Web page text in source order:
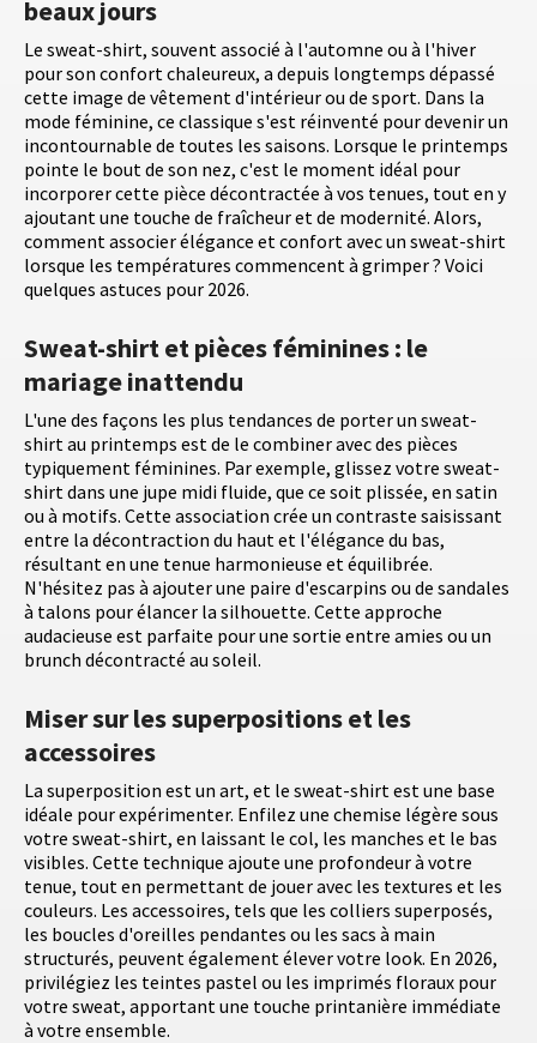
beaux jours
Le sweat-shirt, souvent associé à l'automne ou à l'hiver
pour son confort chaleureux, a depuis longtemps dépassé
cette image de vêtement d'intérieur ou de sport. Dans la
mode féminine, ce classique s'est réinventé pour devenir un
incontournable de toutes les saisons. Lorsque le printemps
pointe le bout de son nez, c'est le moment idéal pour
incorporer cette pièce décontractée à vos tenues, tout en y
ajoutant une touche de fraîcheur et de modernité. Alors,
comment associer élégance et confort avec un sweat-shirt
lorsque les températures commencent à grimper ? Voici
quelques astuces pour 2026.
Sweat-shirt et pièces féminines : le
mariage inattendu
L'une des façons les plus tendances de porter un sweat-
shirt au printemps est de le combiner avec des pièces
typiquement féminines. Par exemple, glissez votre sweat-
shirt dans une jupe midi fluide, que ce soit plissée, en satin
ou à motifs. Cette association crée un contraste saisissant
entre la décontraction du haut et l'élégance du bas,
résultant en une tenue harmonieuse et équilibrée.
N'hésitez pas à ajouter une paire d'escarpins ou de sandales
à talons pour élancer la silhouette. Cette approche
audacieuse est parfaite pour une sortie entre amies ou un
brunch décontracté au soleil.
Miser sur les superpositions et les
accessoires
La superposition est un art, et le sweat-shirt est une base
idéale pour expérimenter. Enfilez une chemise légère sous
votre sweat-shirt, en laissant le col, les manches et le bas
visibles. Cette technique ajoute une profondeur à votre
tenue, tout en permettant de jouer avec les textures et les
couleurs. Les accessoires, tels que les colliers superposés,
les boucles d'oreilles pendantes ou les sacs à main
structurés, peuvent également élever votre look. En 2026,
privilégiez les teintes pastel ou les imprimés floraux pour
votre sweat, apportant une touche printanière immédiate
à votre ensemble.